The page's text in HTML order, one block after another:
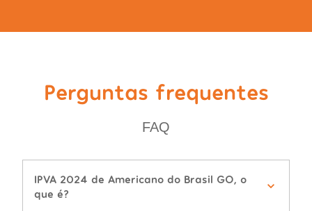
Perguntas frequentes
FAQ
IPVA 2024 de Americano do Brasil GO, o
que é?